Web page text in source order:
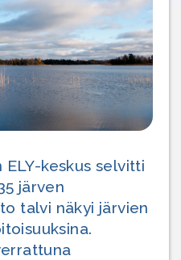
ELY-keskus selvitti
järven
talvi näkyi järvien